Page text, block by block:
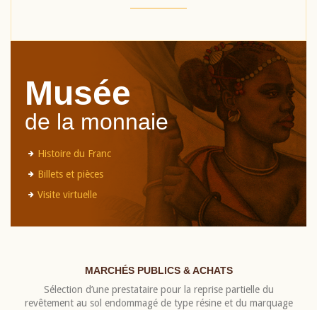
Musée
de la monnaie
Histoire du Franc
Billets et pièces
Visite virtuelle
MARCHÉS PUBLICS & ACHATS
Sélection d’une prestataire pour la reprise partielle du
revêtement au sol endommagé de type résine et du marquage